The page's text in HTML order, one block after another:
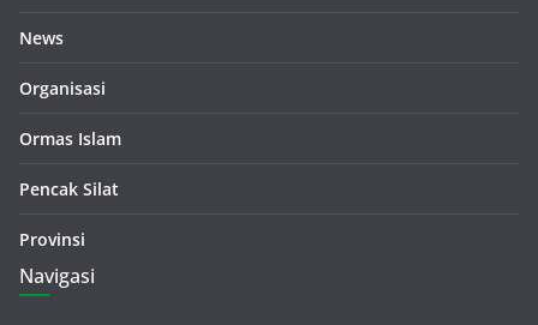
News
Organisasi
Ormas Islam
Pencak Silat
Provinsi
Navigasi